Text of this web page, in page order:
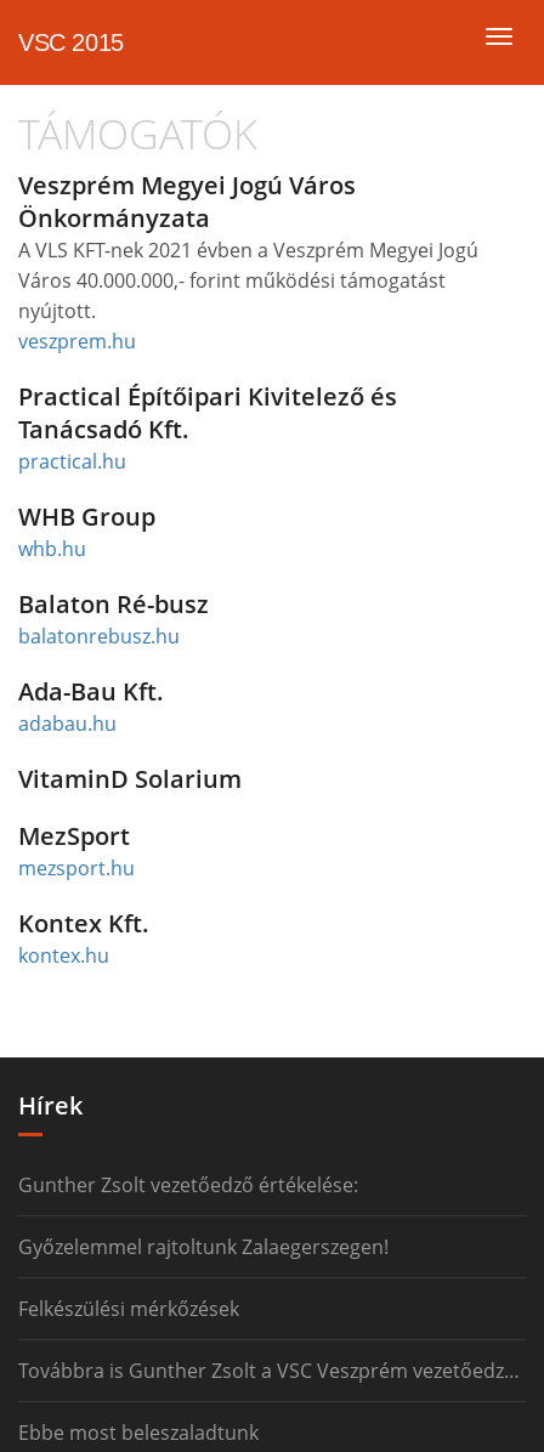
VSC 2015
TÁMOGATÓK
Veszprém Megyei Jogú Város
Önkormányzata
A VLS KFT-nek 2021 évben a Veszprém Megyei Jogú
Város 40.000.000,- forint működési támogatást
nyújtott.
veszprem.hu
Practical Építőipari Kivitelező és
Tanácsadó Kft.
practical.hu
WHB Group
whb.hu
Balaton Ré-busz
balatonrebusz.hu
Ada-Bau Kft.
adabau.hu
VitaminD Solarium
MezSport
mezsport.hu
Kontex Kft.
kontex.hu
Hírek
Gunther Zsolt vezetőedző értékelése:
Győzelemmel rajtoltunk Zalaegerszegen!
Felkészülési mérkőzések
Továbbra is Gunther Zsolt a VSC Veszprém vezetőedzője
Ebbe most beleszaladtunk